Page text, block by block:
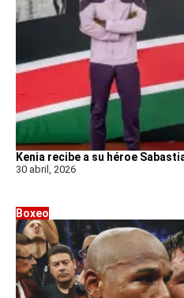
Kenia recibe a su héroe
30 abril, 2026
Boxeo